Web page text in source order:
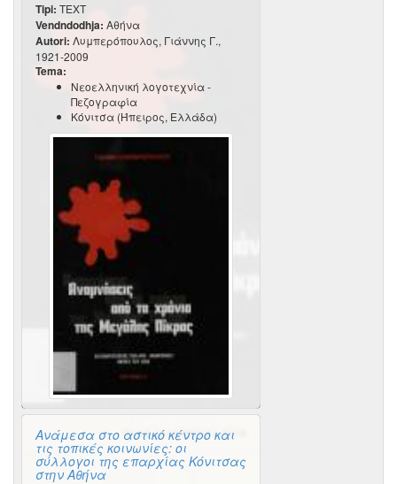
Tipi: TEXT
Vendndodhja: Αθήνα
Autori: Λυμπερόπουλος, Γιάννης Γ.,
1921-2009
Tema:
Νεοελληνική λογοτεχνία -
Πεζογραφία
Κόνιτσα (Ήπειρος, Ελλάδα)
Ανάμεσα στο αστικό κέντρο και
τις τοπικές κοινωνίες: οι
σύλλογοι της επαρχίας Κόνιτσας
στην Αθήνα